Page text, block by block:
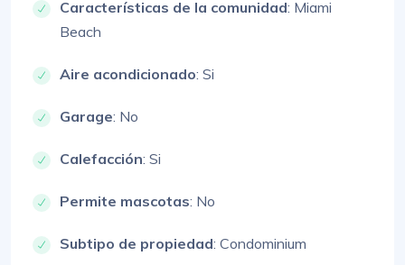
Características de la comunidad: Miami
Beach
Aire acondicionado: Si
Garage: No
Calefacción: Si
Permite mascotas: No
Subtipo de propiedad: Condominium